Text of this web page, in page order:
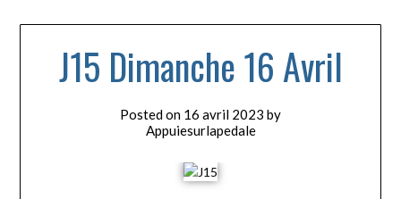
J15 Dimanche 16 Avril
Posted on 16 avril 2023 by
Appuiesurlapedale